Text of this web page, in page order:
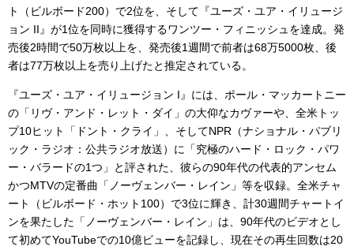
ト（ビルボード200）で2位を、そして『ユーズ・ユア・イリュージ
ョン II』が1位を同時に獲得するワンツー・フィニッシュを達成。発
売後2時間で50万枚以上を、発売後1週間で前者は68万5000枚、後
者は77万枚以上を売り上げたと推定されている。
『ユーズ・ユア・イリュージョン I』には、ポール・マッカートニー
の「リヴ・アンド・レット・ダイ」の大仰なカヴァーや、全米トッ
プ10ヒット「ドント・クライ」、そしてNPR（ナショナル・パブリ
ック・ラジオ：公共ラジオ放送）に「究極のハード・ロック・パワ
ー・バラードの1つ」と評された、彼らの90年代の代表的アンセム
かつMTVの定番曲「ノーヴェンバー・レイン」等を収録。全米チャ
ート（ビルボード・ホット100）で3位に輝き、計30週間チャートイ
ンを果たした「ノーヴェンバー・レイン」は、90年代のビデオとし
て初めてYouTubeでの10億ビューを記録し、現在その再生回数は20